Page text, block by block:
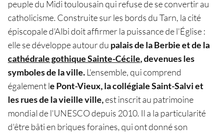
peuple du Midi toulousain qui refuse de se convertir au
catholicisme. Construite sur les bords du Tarn, la cité
épiscopale d'Albi doit affirmer la puissance de l'Église :
elle se développe autour du palais de la Berbie et de la
cathédrale gothique Sainte-Cécile, devenues les
symboles de la ville.L'ensemble, qui comprend
également le Pont-Vieux, la collégiale Saint-Salvi et
les rues de la vieille ville,est inscrit au patrimoine
mondial de l'UNESCO depuis 2010. Il a la particularité
d'être bâti en briques foraines, qui ont donné son